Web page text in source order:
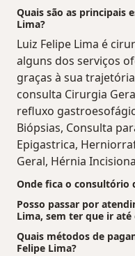
Quais são as principais
Lima?
Luiz Felipe Lima é
alguns dos serviços
graças à sua
consulta Cirurgia
refluxo
Biópsias, Consulta
Epigastrica,
Geral, Hérnia
Onde fica o consultório
Posso passar por
Lima, sem ter que ir
Quais métodos de
Felipe Lima?